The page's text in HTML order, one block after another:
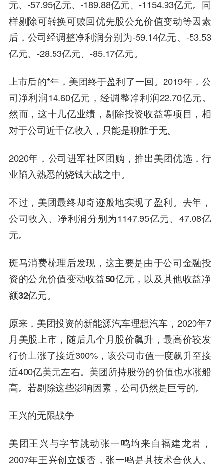
元、-57.95亿元、-189.88亿元、-1154.93亿元。同
样剔除可转换可赎回优先股公允价值变动等因素
后，公司经调整净利润分别为-59.14亿元、-53.53
亿元、-28.53亿元、-85.17亿元。
上市后的*年，美团终于盈利了一回。2019年，公
司净利润14.60亿元，经调整净利润22.70亿元。
然而，这十几亿业绩，剔除投资收益等项目，相
对于公司近千亿收入，只能是聊胜于无。
2020年，公司进军社区团购，推出美团优选，行
业陷入熟悉的烧钱大战之中。
不过，美团最终却奇迹般地实现了盈利。去年，
公司收入、净利润分别为1147.95亿元、47.08亿
元。
斑马消费梳理后发现，这主要是由于公司金融投
资的公允价值变动收益50亿元，以及其他收益净
额32亿元。
原来，美团投资的新能源汽车理想汽车，2020年7
月美股上市，随后几个月股价飙升，最高价较发
行价上涨了接近300%，该公司市值一度飙升至接
近400亿美元左右。美团所持股份的价值也水涨船
高。若剔除这些影响因素，公司仍然是巨亏的。
王兴的无限战争
美团王兴与字节跳动张一鸣均来自福建龙岩，
2007年王兴创立饭否，张一鸣是其技术合伙人。